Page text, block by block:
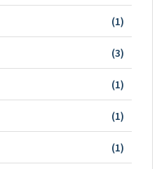
(1)
(3)
(1)
(1)
(1)